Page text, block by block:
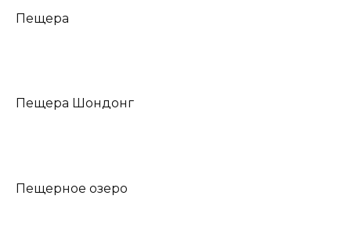
Пещера
Пещера Шондонг
Пещерное озеро